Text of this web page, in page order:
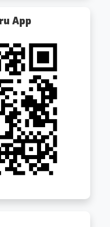
Your Guide
App